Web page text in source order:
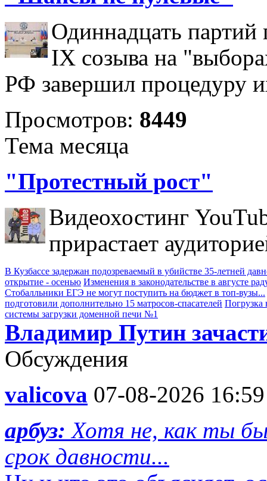
Одиннадцать партий
IX созыва на
РФ завершил процедуру
Просмотров: 8449
Тема месяца
"Протестный рост"
Видеохостинг
прирастает
В Кузбассе задержан подозреваемый в убийстве 35-летней
открытие - осенью Изменения в законодательстве в августе
Стобалльники ЕГЭ не могут поступить на бюджет в топ-вузы...
подготовили дополнительно 15 матросов-спасателей Погрузка
системы загрузки доменной печи №1
Владимир Путин
Обсуждения
valicova 07-08-2026 16:59
арбуз:Хотя не, как ты
срок давности...